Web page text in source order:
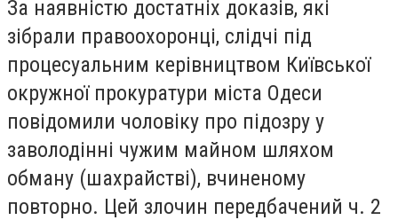
За наявністю достатніх доказів, які
зібрали правоохоронці, слідчі під
процесуальним керівництвом Київської
окружної прокуратури міста Одеси
повідомили чоловіку про підозру у
заволодінні чужим майном шляхом
обману (шахрайстві), вчиненому
повторно. Цей злочин передбачений ч. 2